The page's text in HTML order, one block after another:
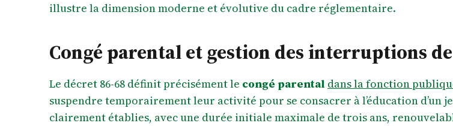
illustre la dimension moderne et évolutive du cadre réglementaire.
Congé parental et gestion des interruptions
Le décret 86-68 définit précisément le congé parental dans la fonction
suspendre temporairement leur activité pour se consacrer à l’éducation d’un
clairement établies, avec une durée initiale maximale de trois ans,